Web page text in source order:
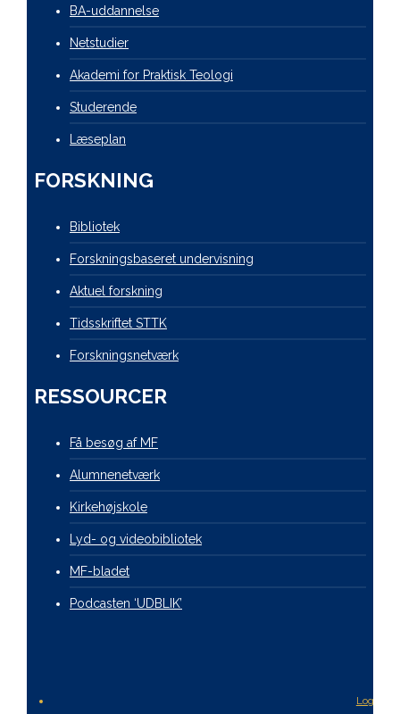
BA-uddannelse
Netstudier
Akademi for Praktisk Teologi
Studerende
Læseplan
FORSKNING
Bibliotek
Forskningsbaseret undervisning
Aktuel forskning
Tidsskriftet STTK
Forskningsnetværk
RESSOURCER
Få besøg af MF
Alumnenetværk
Kirkehøjskole
Lyd- og videobibliotek
MF-bladet
Podcasten ‘UDBLIK’
Login